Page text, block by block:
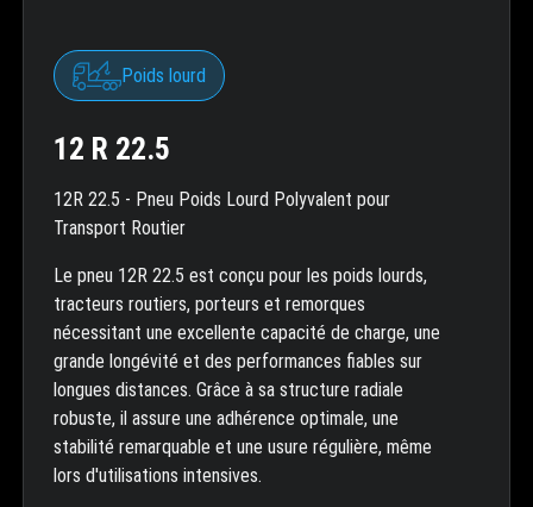
Poids lourd
12 R 22.5
12R 22.5 - Pneu Poids Lourd Polyvalent pour
Transport Routier
Le pneu 12R 22.5 est conçu pour les poids lourds,
tracteurs routiers, porteurs et remorques
nécessitant une excellente capacité de charge, une
grande longévité et des performances fiables sur
longues distances. Grâce à sa structure radiale
robuste, il assure une adhérence optimale, une
stabilité remarquable et une usure régulière, même
lors d'utilisations intensives.